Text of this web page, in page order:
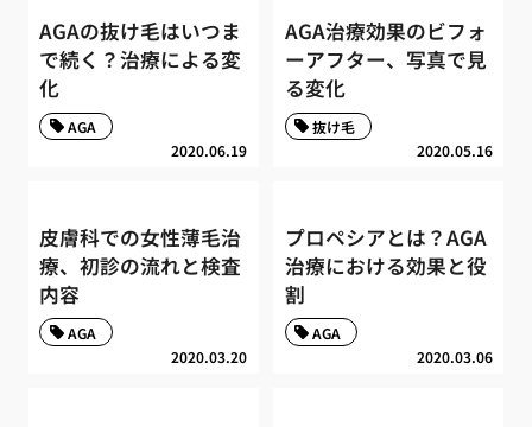
AGAの抜け毛はいつま
で続く？治療による変
化
2020.06.19
AGA
AGA治療効果のビフォ
ーアフター、写真で見
る変化
2020.05.16
抜け毛
皮膚科での女性薄毛治
療、初診の流れと検査
内容
2020.03.20
AGA
プロペシアとは？AGA
治療における効果と役
割
2020.03.06
AGA